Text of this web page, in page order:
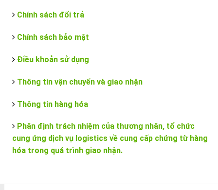
Chính sách đổi trả
Chính sách bảo mật
Điều khoản sử dụng
Thông tin vận chuyển và giao nhận
Thông tin hàng hóa
Phân định trách nhiệm của thương nhân, tổ chức
cung ứng dịch vụ logistics về cung cấp chứng từ hàng
hóa trong quá trình giao nhận.